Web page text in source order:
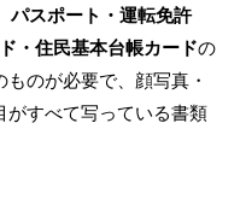
パスポート・運転免許
・住民基本台帳カードの
のが必要で、顔写真・
がすべて写っている書類